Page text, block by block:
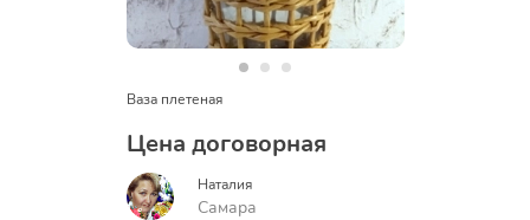
Ваза плетеная
Цена договорная
Наталия
Самара